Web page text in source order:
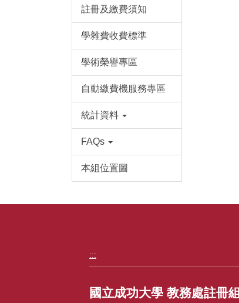
註冊及繳費須知
學雜費收費標準
學術榮譽專區
自動繳費機服務專區
統計資料
FAQs
本組位置圖
:::
國立成功大學 教務處註冊組